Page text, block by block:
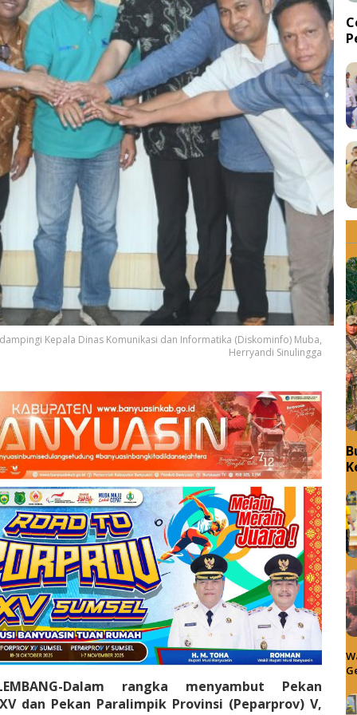
Kepala Dinas Komunikasi dan Informatika (Diskominfo) Muba,
Herryandi Sinulingga
Dalam rangka menyambut Pekan
dan Pekan Paralimpik Provinsi (Peparprov) V,